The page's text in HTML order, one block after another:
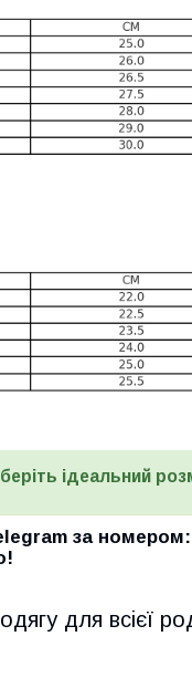
ідеальний
за номером:
для всієї